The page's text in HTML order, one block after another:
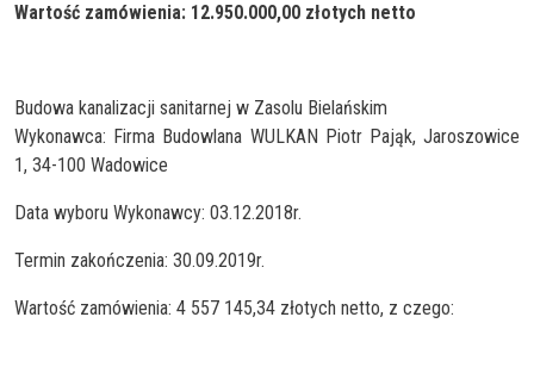
Wartość zamówienia: 12.950.000,00 złotych netto
Budowa kanalizacji sanitarnej w Zasolu Bielańskim
Wykonawca: Firma Budowlana WULKAN Piotr Pająk, Jaroszowice
1, 34-100 Wadowice
Data wyboru Wykonawcy: 03.12.2018r.
Termin zakończenia: 30.09.2019r.
Wartość zamówienia: 4 557 145,34 złotych netto, z czego: